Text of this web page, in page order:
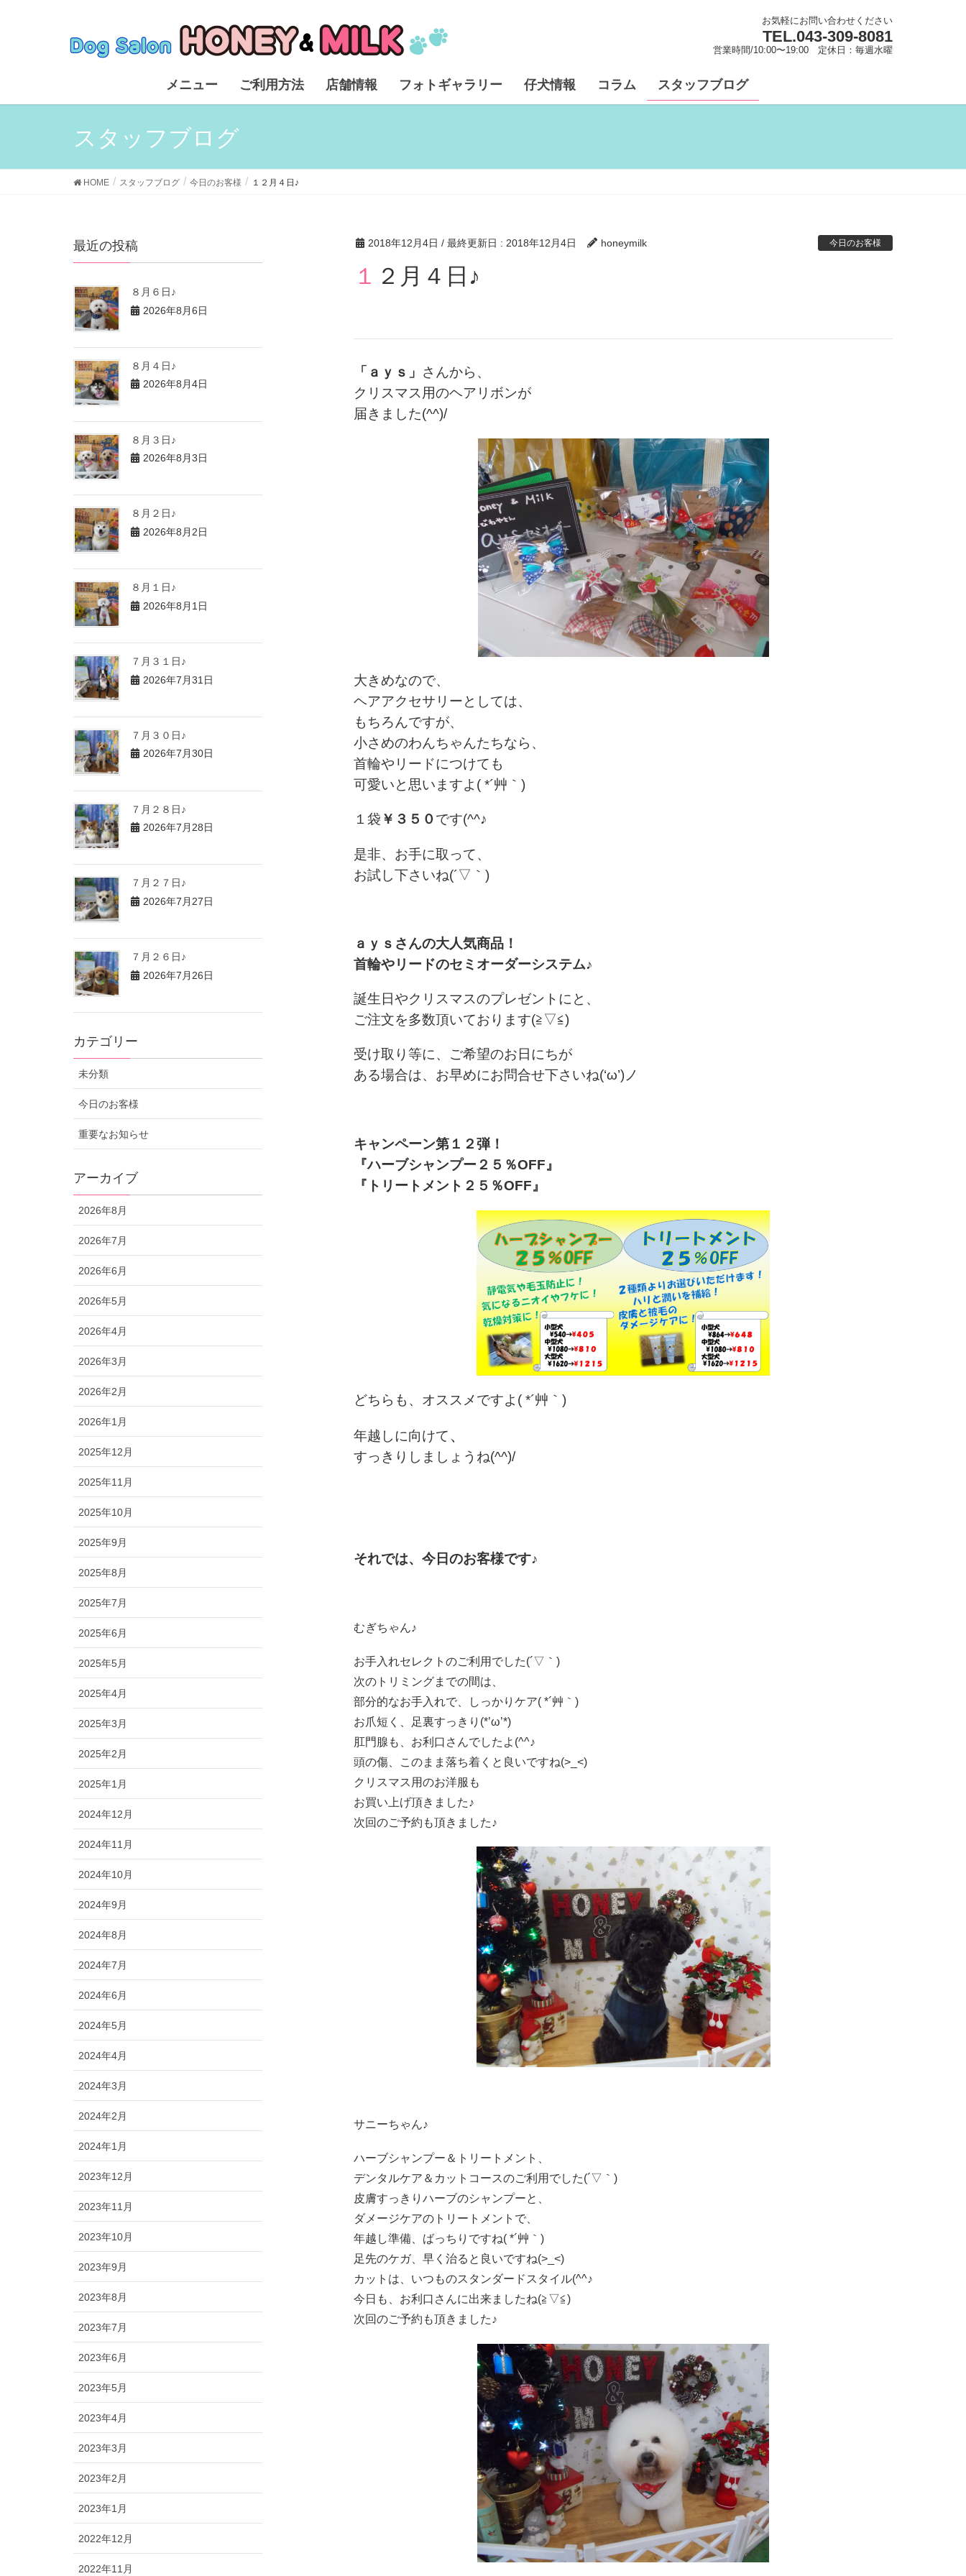
お気軽にお問い合わせください
TEL.043-309-8081
営業時間/10:00〜19:00 定休日：毎週水曜
メニュー ご利用方法 店舗情報 フォトギャラリー 仔犬情報 コラム スタッフブログ
スタッフブログ
HOME スタッフブログ 今日のお客様 １２月４日♪
2018年12月4日 / 最終更新日 : 2018年12月4日 honeymilk 今日のお客様
１２月４日♪
「ａｙｓ」 さんから、
クリスマス用のヘアリボンが
届きました(^^)/
大きめなので、
ヘアアクセサリーとしては、
もちろんですが、
小さめのわんちゃんたちなら、
首輪やリードにつけても
可愛いと思いますよ( *´艸｀)
１袋 ￥３５０です(^^♪
是非、お手に取って、
お試し下さいね(´▽｀)
ａｙｓさんの大人気商品！
首輪やリードのセミオーダーシステム♪
誕生日やクリスマスのプレゼントにと、
ご注文を多数頂いております(≧▽≦)
受け取り等に、ご希望のお日にちが
ある場合は、お早めにお問合せ下さいね(‘ω’)ノ
キャンペーン第１２弾！
『ハーブシャンプー２５％OFF』
『トリートメント２５％OFF』
どちらも、オススメですよ( *´艸｀)
年越しに向けて、
すっきりしましょうね(^^)/
それでは、今日のお客様です♪
むぎちゃん♪
お手入れセレクトのご利用でした(´▽｀)
次のトリミングまでの間は、
部分的なお手入れで、しっかりケア( *´艸｀)
お爪短く、足裏すっきり(*’ω’*)
肛門腺も、お利口さんでしたよ(^^♪
頭の傷、このまま落ち着くと良いですね(>_<)
クリスマス用のお洋服も
お買い上げ頂きました♪
次回のご予約も頂きました♪
サニーちゃん♪
ハーブシャンプー＆トリートメント、
デンタルケア＆カットコースのご利用でした(´▽｀)
皮膚すっきりハーブのシャンプーと、
ダメージケアのトリートメントで、
年越し準備、ばっちりですね( *´艸｀)
足先のケガ、早く治ると良いですね(>_<)
カットは、いつものスタンダードスタイル(^^♪
今日も、お利口さんに出来ましたね(≧▽≦)
次回のご予約も頂きました♪
最近の投稿
８月６日♪
2026年8月6日
８月４日♪
2026年8月4日
８月３日♪
2026年8月3日
８月２日♪
2026年8月2日
８月１日♪
2026年8月1日
７月３１日♪
2026年7月31日
７月３０日♪
2026年7月30日
７月２８日♪
2026年7月28日
７月２７日♪
2026年7月27日
７月２６日♪
2026年7月26日
カテゴリー
未分類
今日のお客様
重要なお知らせ
アーカイブ
2026年8月
2026年7月
2026年6月
2026年5月
2026年4月
2026年3月
2026年2月
2026年1月
2025年12月
2025年11月
2025年10月
2025年9月
2025年8月
2025年7月
2025年6月
2025年5月
2025年4月
2025年3月
2025年2月
2025年1月
2024年12月
2024年11月
2024年10月
2024年9月
2024年8月
2024年7月
2024年6月
2024年5月
2024年4月
2024年3月
2024年2月
2024年1月
2023年12月
2023年11月
2023年10月
2023年9月
2023年8月
2023年7月
2023年6月
2023年5月
2023年4月
2023年3月
2023年2月
2023年1月
2022年12月
2022年11月